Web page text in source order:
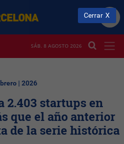
SÁB. 8 AGOSTO 2026
| 2026
2.403 startups en
que el año anterior
de la serie histórica
Cerrar